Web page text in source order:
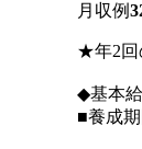
月収例
★年2回
◆基本給
■養成